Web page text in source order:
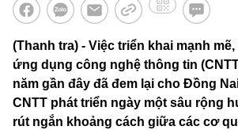
(Thanh tra) - Việc triển khai mạnh
ứng dụng công nghệ thông tin
năm gần đây đã đem lại cho Đồng
CNTT phát triển ngày một sâu rộng
rút ngắn khoảng cách giữa các cơ